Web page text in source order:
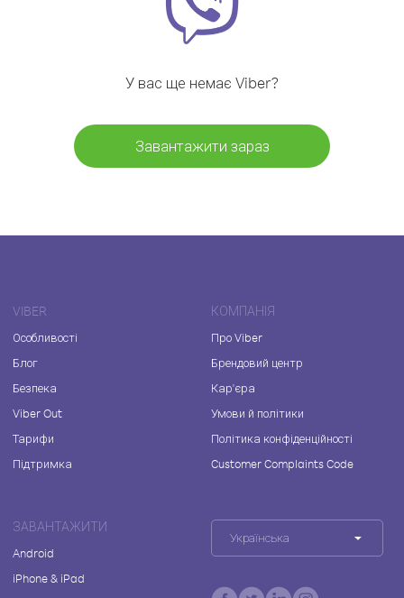
У вас ще немає Viber?
Завантажити зараз
VIBER
Особливості
Блог
Безпека
Viber Out
Тарифи
Підтримка
КОМПАНІЯ
Про Viber
Брендовий центр
Кар'єра
Умови й політики
Політика конфіденційності
Customer Complaints Code
ЗАВАНТАЖИТИ
Android
iPhone & iPad
Українська